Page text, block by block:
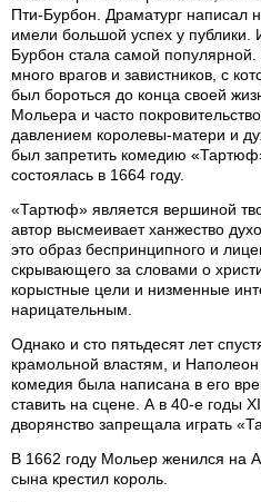
Пти-Бурбон. Драматург написал
имели большой успех у публики.
Бурбон стала самой
много врагов и завистников, с
был бороться до конца своей
Мольера и часто
давлением королевы-матери и
был запретить комедию
состоялась в 1664 году.
«Тартюф» является вершиной
автор высмеивает ханжество
это образ беспринципного и
скрывающего за словами о
корыстные цели и низменные
нарицательным.
Однако и сто пятьдесят лет
крамольной властям, и Наполеон
комедия была написана в его
ставить на сцене. А в 40-е годы
дворянство запрещала играть
В 1662 году Мольер женился на
сына крестил король.